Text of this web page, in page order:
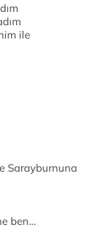
ile
Sarayburnuna
ben…